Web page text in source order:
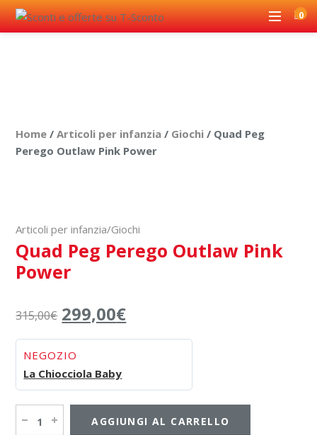
0
Home /Articoli per infanzia / Giochi / Quad Peg
Perego Outlaw Pink Power
Articoli per infanzia/Giochi
Quad Peg Perego Outlaw Pink
Power
315,00€ 299,00€
NEGOZIO
La Chiocciola Baby
AGGIUNGI AL CARRELLO